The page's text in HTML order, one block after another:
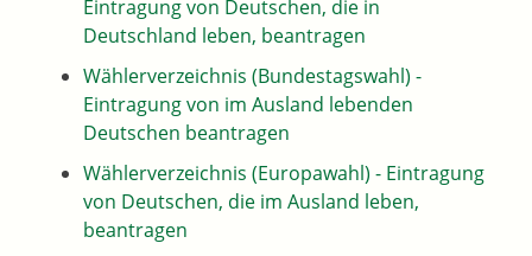
Eintragung von Deutschen, die in
Deutschland leben, beantragen
Wählerverzeichnis (Bundestagswahl) -
Eintragung von im Ausland lebenden
Deutschen beantragen
Wählerverzeichnis (Europawahl) - Eintragung
von Deutschen, die im Ausland leben,
beantragen